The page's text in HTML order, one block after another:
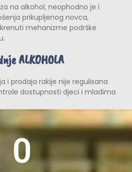
na alkohol, neophodno je i
prikupljenog novca,
mehanizme podrške
ALKOHOLA
i prodaja rakije nije regulisana
dostupnosti djeci i mladima
0